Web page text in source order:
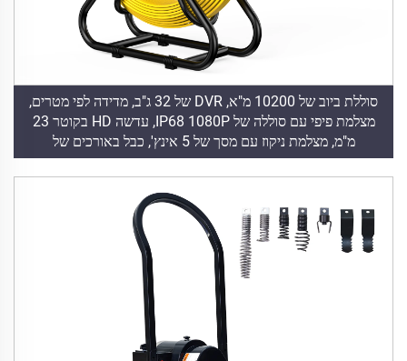
סוללת ביוב של 10200 מ"א, DVR של 32 ג"ב, מדידה לפי מטרים,
מצלמת פיפי עם סוללה של IP68 1080P, עדשה HD בקוטר 23
מ"מ, מצלמת ניקוז עם מסך של 5 אינץ', כבל באורכים של
10/20/30/40/50 מטר (לאחר בחירה)